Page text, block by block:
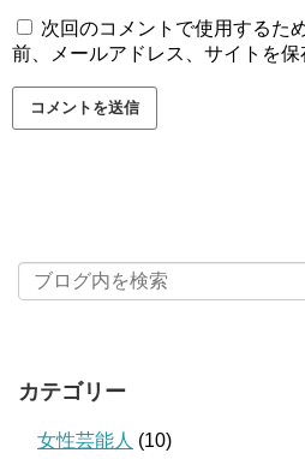
次回のコメントで使用するた
前、メールアドレス、サイトを保
カテゴリー
女性芸能人 (10)